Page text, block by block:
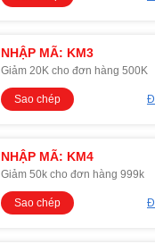
NHẬP MÃ: KM3
Giảm 20K cho đơn hàng 500K
Sao chép
NHẬP MÃ: KM4
Giảm 50k cho đơn hàng 999k
Sao chép